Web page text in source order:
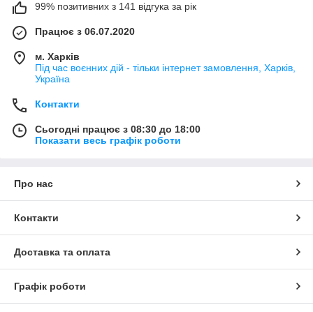
99% позитивних з 141 відгука за рік
Працює з 06.07.2020
м. Харків
Під час воєнних дій - тільки інтернет замовлення, Харків,
Україна
Контакти
Сьогодні працює з 08:30 до 18:00
Показати весь графік роботи
Про нас
Контакти
Доставка та оплата
Графік роботи